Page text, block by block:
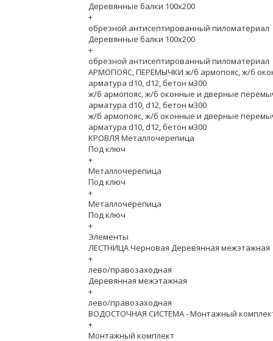
Деревянные балки 100х200
+
обрезной антисептированный пиломатериал
Деревянные балки 100х200
+
обрезной антисептированный пиломатериал
АРМОПОЯС, ПЕРЕМЫЧКИ ж/б армопояс, ж/б
арматура d10, d12, бетон м300
ж/б армопояс, ж/б оконные и дверные
арматура d10, d12, бетон м300
ж/б армопояс, ж/б оконные и дверные
арматура d10, d12, бетон м300
КРОВЛЯ Металлочерепица
Под ключ
+
Металлочерепица
Под ключ
+
Металлочерепица
Под ключ
+
Элементы
ЛЕСТНИЦА Черновая Деревянная межэтажная
+
лево/правозаходная
Деревянная межэтажная
+
лево/правозаходная
ВОДОСТОЧНАЯ СИСТЕМА - Монтажный
+
Монтажный комплект